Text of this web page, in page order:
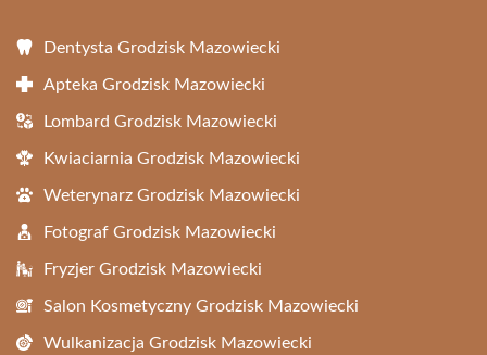
Dentysta Grodzisk Mazowiecki
Apteka Grodzisk Mazowiecki
Lombard Grodzisk Mazowiecki
Kwiaciarnia Grodzisk Mazowiecki
Weterynarz Grodzisk Mazowiecki
Fotograf Grodzisk Mazowiecki
Fryzjer Grodzisk Mazowiecki
Salon Kosmetyczny Grodzisk Mazowiecki
Wulkanizacja Grodzisk Mazowiecki